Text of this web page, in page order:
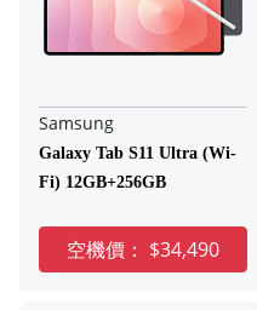
Samsung
Galaxy Tab S11 Ultra (Wi-
Fi) 12GB+256GB
空機價： $34,490